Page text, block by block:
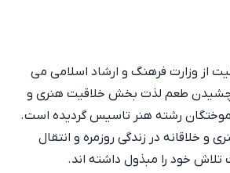
و دارای مجوز فعالیت از وزارت فرهنگ و ارشاد اسلامی می
چشیدن طعم لذت بخش خلاقیت هنری و
رشته هنر تاسیس گردیده است.
خلاقانه در زندگی روزمره و انتقال
خود را مبذول داشته اند.